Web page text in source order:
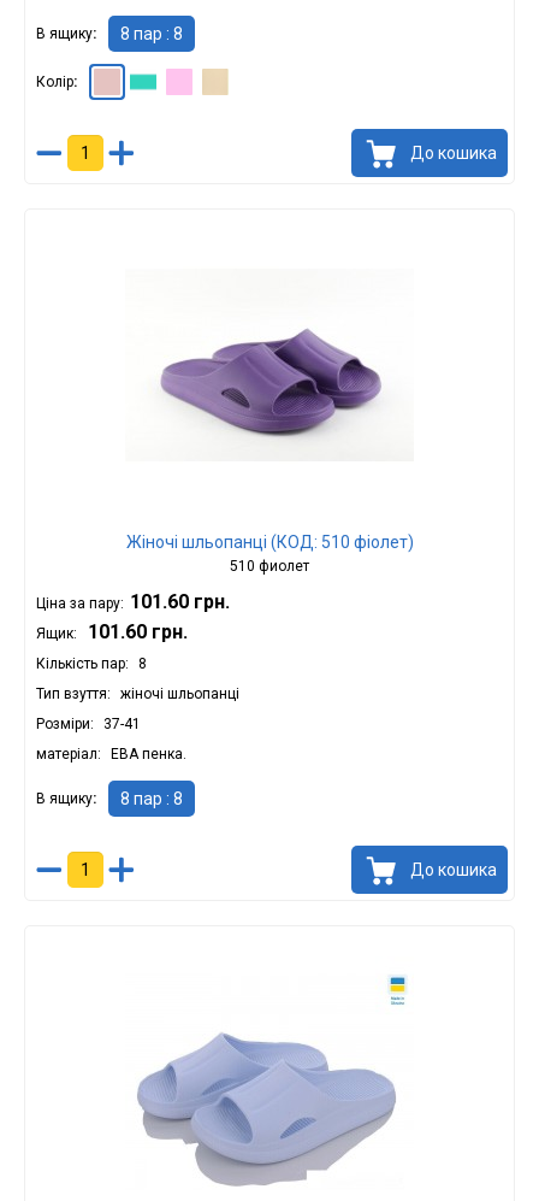
В ящику 8 пар : 8
Колір
До кошика
Жіночі шльопанці (КОД: 510 фіолет)
510 фиолет
Ціна за пару: 101.60 грн.
Ящик: 101.60 грн.
Кількість пар
8
Тип взуття
жіночі шльопанці
Розміри
37-41
матеріал
ЕВА пенка.
В ящику 8 пар : 8
До кошика